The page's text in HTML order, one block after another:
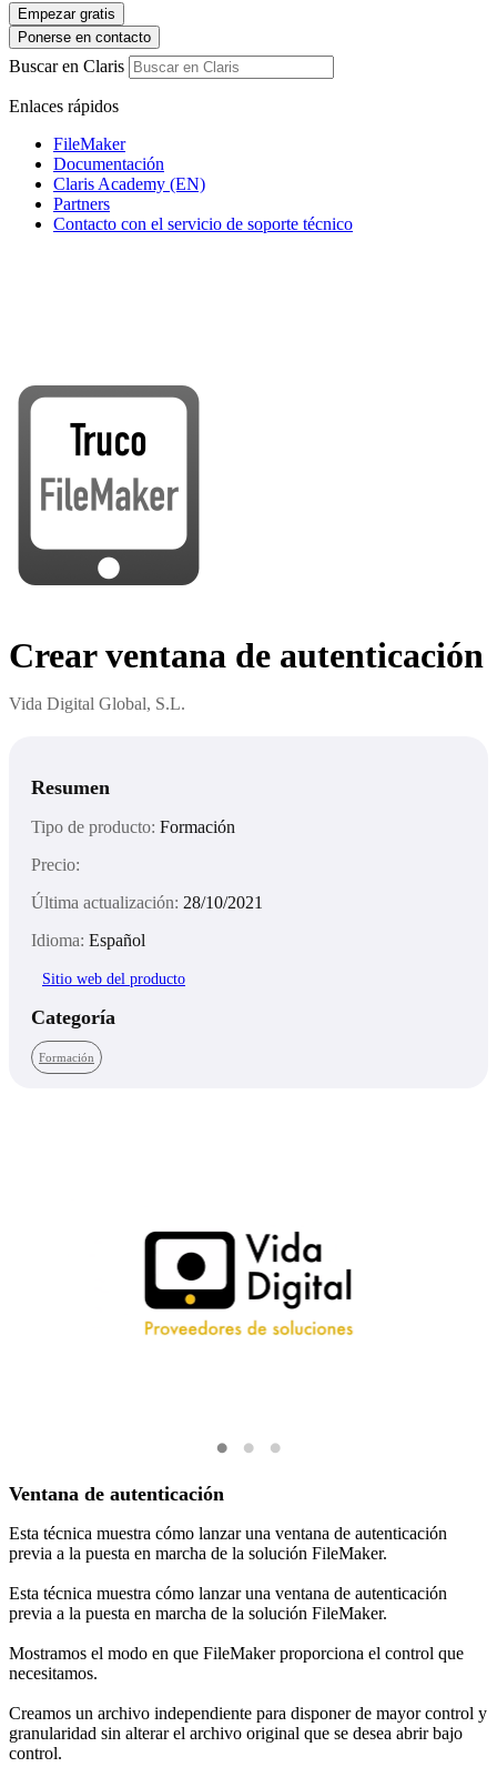
Empezar gratis
Ponerse en contacto
Buscar en Claris
Enlaces rápidos
FileMaker
Documentación
Claris Academy (EN)
Partners
Contacto con el servicio de soporte técnico
Crear ventana de autenticación
Vida Digital Global, S.L.
Resumen
Tipo de producto: Formación
Precio:
Última actualización: 28/10/2021
Idioma: Español
Sitio web del producto
Categoría
Formación
Ventana de autenticación
Esta técnica muestra cómo lanzar una ventana de autenticación
previa a la puesta en marcha de la solución FileMaker.
Esta técnica muestra cómo lanzar una ventana de autenticación
previa a la puesta en marcha de la solución FileMaker.
Mostramos el modo en que FileMaker proporciona el control que
necesitamos.
Creamos un archivo independiente para disponer de mayor control y
granularidad sin alterar el archivo original que se desea abrir bajo
control.